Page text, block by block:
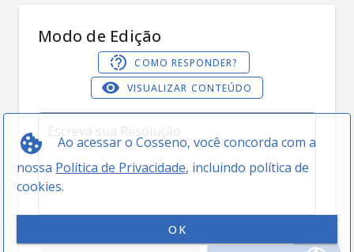
Ao acessar o Cosseno, você concorda com a
nossa Política de Privacidade, incluindo política de
cookies.
OK
Modo de Edição
COMO RESPONDER?
VISUALIZAR CONTEÚDO